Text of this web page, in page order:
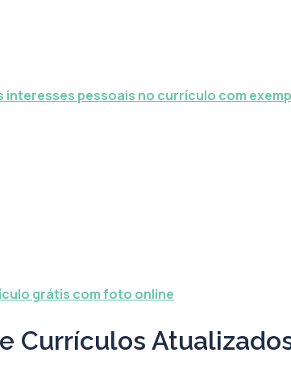
interesses pessoais no currículo com
grátis com foto online
Currículos